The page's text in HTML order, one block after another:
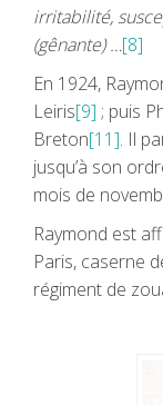
irritabilité,
(gênante) …[8]
En 1924,
Leiris[9] ; puis
Breton[11]. Il
jusqu’à son
mois de
Raymond est
Paris, caserne
régiment de